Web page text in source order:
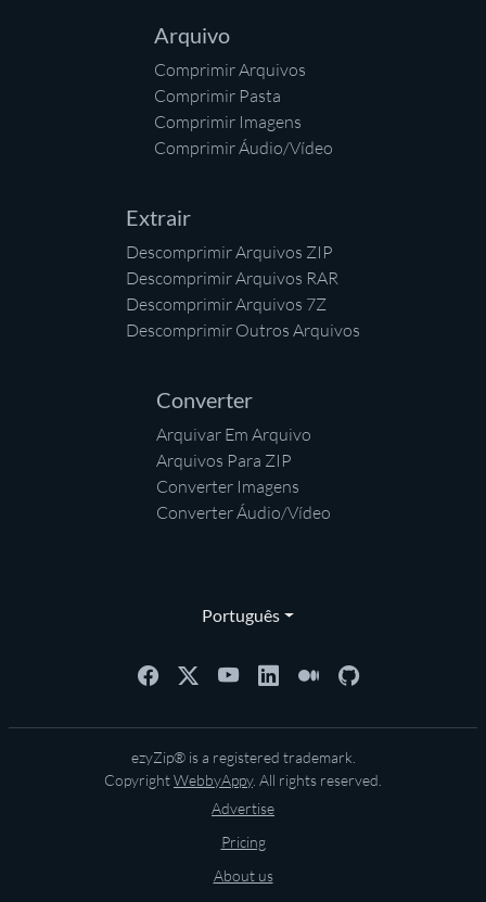
Arquivo
Comprimir Arquivos
Comprimir Pasta
Comprimir Imagens
Comprimir Áudio/Vídeo
Extrair
Descomprimir Arquivos ZIP
Descomprimir Arquivos RAR
Descomprimir Arquivos 7Z
Descomprimir Outros Arquivos
Converter
Arquivar Em Arquivo
Arquivos Para ZIP
Converter Imagens
Converter Áudio/Vídeo
Português
ezyZip® is a registered trademark.
CopyrightWebbyAppy. All rights reserved.
Advertise
Pricing
About us